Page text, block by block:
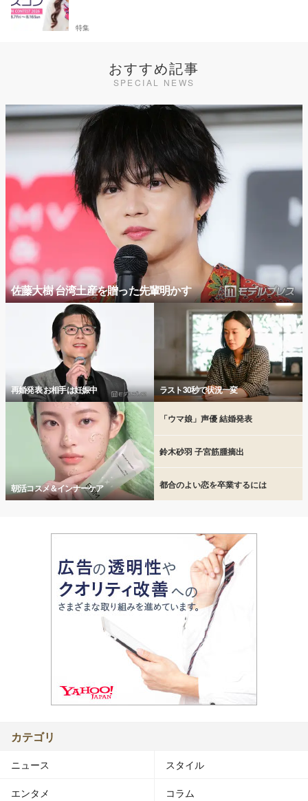
特集
おすすめ記事
SPECIAL NEWS
佐藤大樹 台湾土産を贈った先輩明かす
再婚発表 お相手は妊娠中 ラスト30秒で状況一変
朝活コスメ＆インナーケア
「ウマ娘」声優 結婚発表
鈴木砂羽 子宮筋腫摘出
都合のよい恋を卒業するには
カテゴリ
ニュース スタイル
エンタメ コラム